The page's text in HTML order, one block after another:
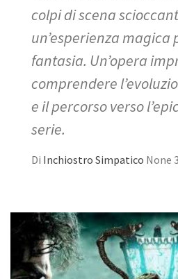
colpi di scena
un’esperienza
fantasia. Un’opera
comprendere
e il percorso verso
serie.
Di Inchiostro Simpatico None